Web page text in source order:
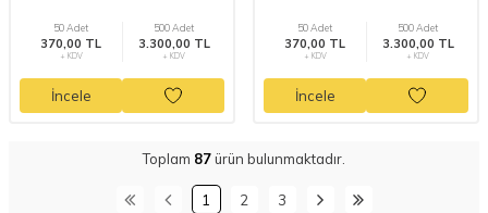
50 Adet
370,00 TL
+ KDV
500 Adet
3.300,00 TL
+ KDV
İncele
50 Adet
370,00 TL
+ KDV
500 Adet
3.300,00 TL
+ KDV
İncele
Toplam 87ürün bulunmaktadır.
1 2 3